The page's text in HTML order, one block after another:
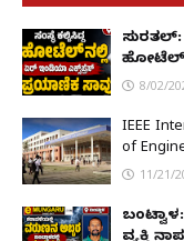
8/02/
IEEE
of
11/21/